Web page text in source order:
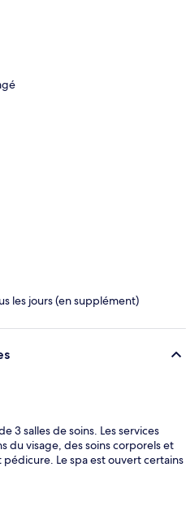
les jours (en supplément)
3 salles de soins. Les services
du visage, des soins corporels et
Le spa est ouvert certains